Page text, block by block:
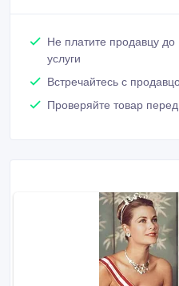
Не платите продавцу
услуги
Встречайтесь с
Проверяйте товар перед